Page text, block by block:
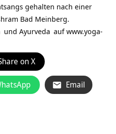
gehalten nach einer
Bad Meinberg.
und Ayurveda aufwww.yoga-
on X
Email